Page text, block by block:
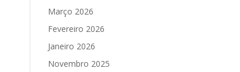
Março 2026
Fevereiro 2026
Janeiro 2026
Novembro 2025